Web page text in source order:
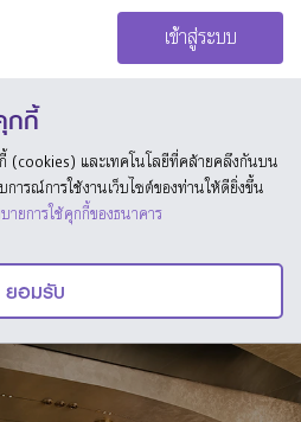
เข้าสู่ระบบ
กกี้
(cookies) และเทคโนโลยีที่คล้ายคลึงกันบน
การณ์การใช้งานเว็บไซต์ของท่านให้ดียิ่งขึ้น
ายการใช้คุกกี้ของธนาคาร
ยอมรับ